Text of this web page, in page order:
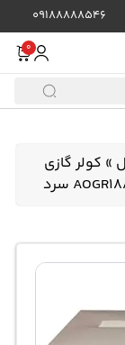
09188888546
0
» کولر گازی